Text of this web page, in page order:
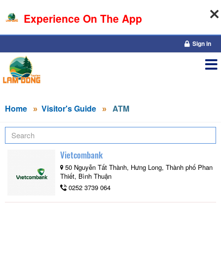
07-08-2026, 04:20:56
Sign in
Home Visitor's Guide ATM
Vietcombank
50 Nguyễn Tất Thành, Hưng Long, Thành phố Phan
Thiết, Bình Thuận
0252 3739 064
Experience On The App